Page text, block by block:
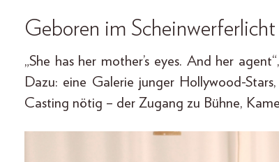
Geboren im Scheinwerferlicht
„She has her mother’s eyes. And her
Dazu: eine Galerie junger Hollywood-
Casting nötig – der Zugang zu Bühne,